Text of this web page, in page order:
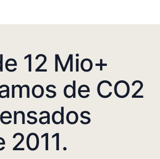
12 Mio+
de CO2
2011.